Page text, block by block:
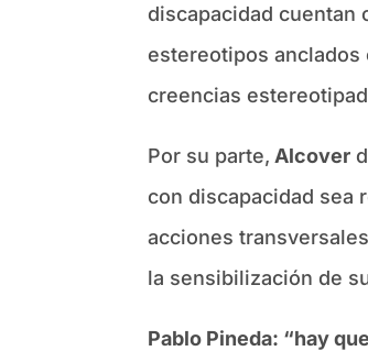
discapacidad cuentan
estereotipos anclados
creencias
Por su parte, Alcover
con discapacidad sea
acciones
la sensibilización de
Pablo Pineda: “hay